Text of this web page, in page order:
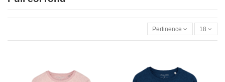
Pertinence 18